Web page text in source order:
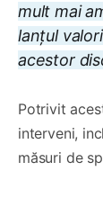
mult mai
lanțul
acestor
Potrivit
interveni,
măsuri de